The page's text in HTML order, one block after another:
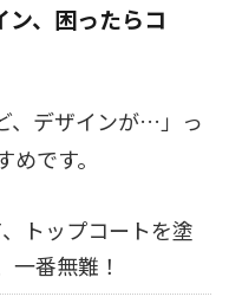
、困ったらコ
、デザインが…」っ
です。
トップコートを塗
一番無難！